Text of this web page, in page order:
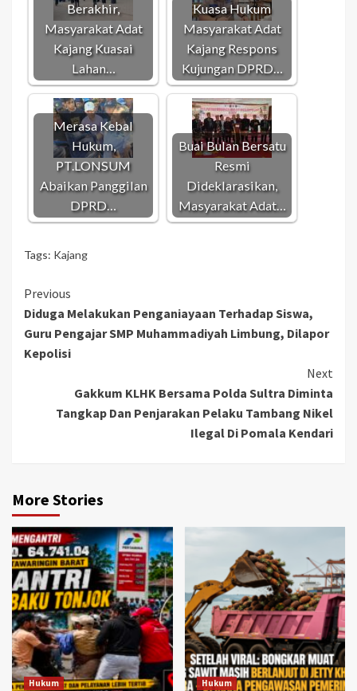
Berakhir,
Masyarakat Adat
Kajang Kuasai
Lahan…
Kuasa Hukum
Masyarakat Adat
Kajang Respons
Kujungan DPRD…
Merasa Kebal
Hukum,
PT.LONSUM
Abaikan Panggilan
DPRD…
Buai Bulan Bersatu
Resmi
Dideklarasikan,
Masyarakat Adat…
Tags: Kajang
Continue
Reading
Previous
Diduga Melakukan Penganiayaan Terhadap Siswa,
Guru Pengajar SMP Muhammadiyah Limbung, Dilapor
Kepolisi
Next
Gakkum KLHK Bersama Polda Sultra Diminta
Tangkap Dan Penjarakan Pelaku Tambang Nikel
Ilegal Di Pomala Kendari
More Stories
Hukum Hukum